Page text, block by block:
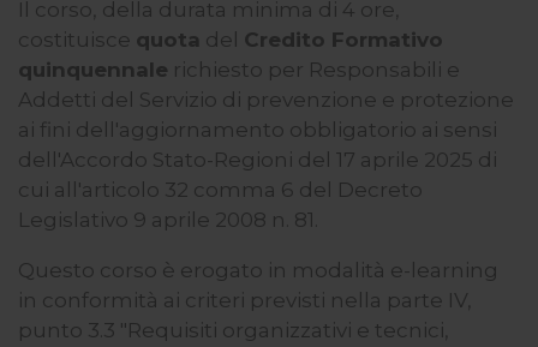
ti invitiamo a consultare le "Informazioni sui Cookie" qui
sopra.
Il corso, della durata minima di 4 ore,
costituisce quota del Credito Formativo
quinquennale richiesto per Responsabili e
Addetti del Servizio di prevenzione e protezione
ai fini dell'aggiornamento obbligatorio ai sensi
dell'Accordo Stato-Regioni del 17 aprile 2025 di
cui all'articolo 32 comma 6 del Decreto
Legislativo 9 aprile 2008 n. 81.
Questo corso è erogato in modalità e-learning
in conformità ai criteri previsti nella parte IV,
punto 3.3 "Requisiti organizzativi e tecnici,